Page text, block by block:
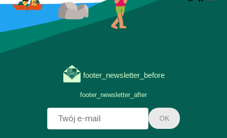
footer_newsletter_before
footer_newsletter_after
OK